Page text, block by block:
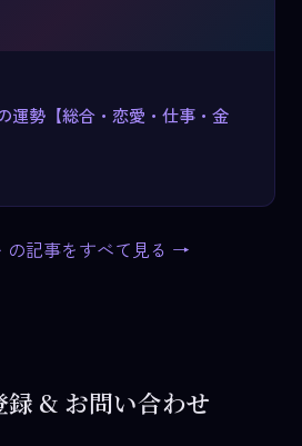
運勢【総合・恋愛・仕事・金
の記事をすべて見る →
& お問い合わせ